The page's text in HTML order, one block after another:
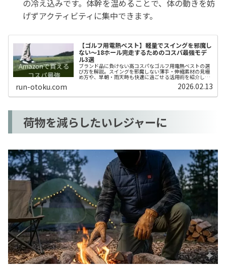
の冷え込みです。体幹を温めることで、体の動きを妨
げずアクティビティに集中できます。
【ゴルフ用電熱ベスト】軽量でスイングを邪魔し
ない～18ホール完走するためのコスパ最強モデ
ル3選
ブランド品に負けない高コスパなゴルフ用電熱ベストの選
び方を解説。スイングを邪魔しない薄手・伸縮素材の見極
め方や、早朝・雨天時も快適に過ごせる活用術を紹介しま
run-otoku.com 2026.02.13
荷物を減らしたいレジャーに